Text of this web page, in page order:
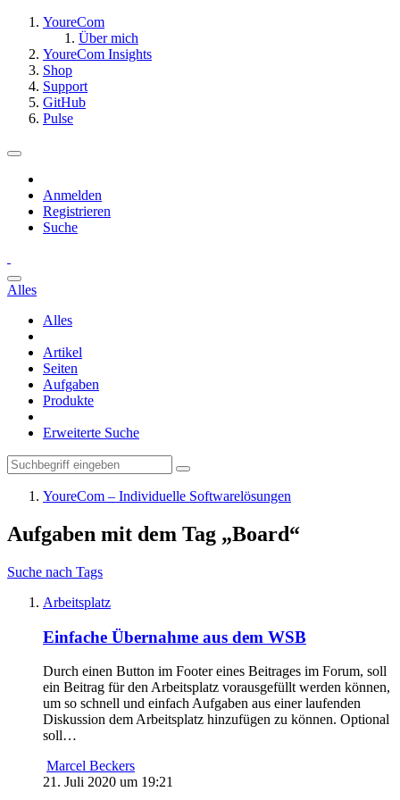
YoureCom
Über mich
YoureCom Insights
Shop
Support
GitHub
Pulse
Anmelden
Registrieren
Suche
Alles
Alles
Artikel
Seiten
Aufgaben
Produkte
Erweiterte Suche
YoureCom – Individuelle Softwarelösungen
Aufgaben mit dem Tag „Board“
Suche nach Tags
Arbeitsplatz
Einfache Übernahme aus dem WSB
Durch einen Button im Footer eines Beitrages im Forum, soll
ein Beitrag für den Arbeitsplatz vorausgefüllt werden können,
um so schnell und einfach Aufgaben aus einer laufenden
Diskussion dem Arbeitsplatz hinzufügen zu können. Optional
soll…
Marcel Beckers
21. Juli 2020 um 19:21